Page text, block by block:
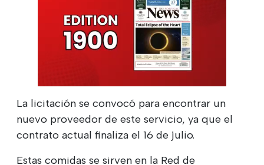
La licitación se convocó para encontrar un
nuevo proveedor de este servicio, ya que el
contrato actual finaliza el 16 de julio.
Estas comidas se sirven en la Red de